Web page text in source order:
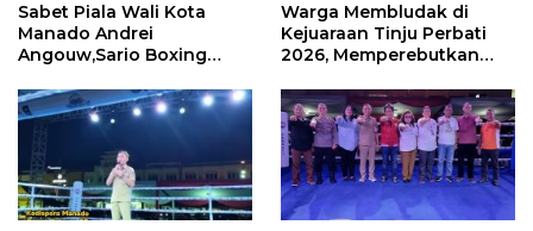
Sabet Piala Wali Kota
Manado Andrei
Angouw,Sario Boxing
Perbati 2026
Warga Membludak di
Kejuaraan Tinju Perbati
2026, Memperebutkan